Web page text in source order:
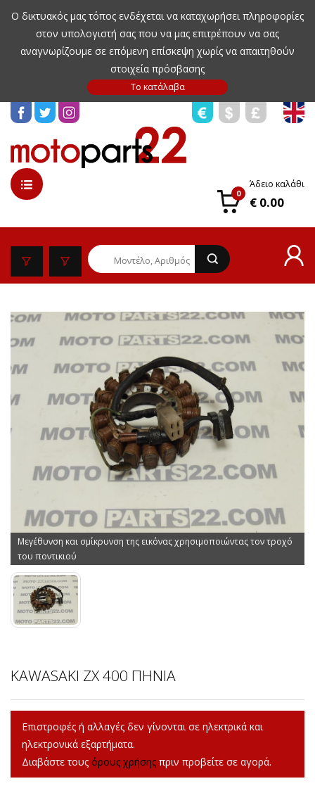
Ο δικτυακός μας τόπος ενδέχεται να καταχωρήσει πληροφορίες
στον υπολογιστή σας που να μας επιτρέπουν να σας
αναγνωρίζουμε σε επόμενη επίσκεψη χωρίς να απαιτηθούν
στοιχεία πρόσβασης
0
Άδειο καλάθι
€ 0.00
Μεγέθυνση και σμίκρυνση της εικόνας χρησιμοποιώντας τον τροχό
του ποντικιού
KAWASAKI ZX 400 ΠΗΝΙΑ
Επιστροφές ή αλλαγές δεν γίνονται σε ηλεκτρικά και
ηλεκτρονικά εξαρτήματα.
Διαβάστε τους όρους χρήσης πριν προβείτε σε αγορά.